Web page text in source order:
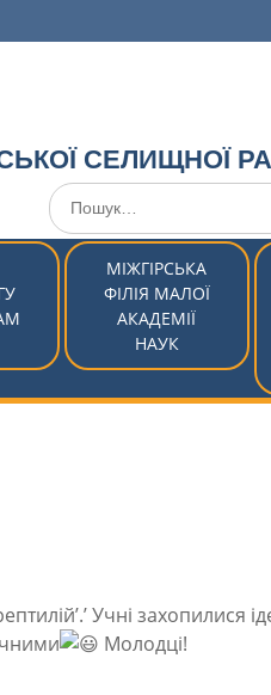
СЕЛИЩНОЇ
Шукати:
МІЖГІРСЬКА
ФІЛІЯ МАЛОЇ
АКАДЕМІЇ
НАУК
Учні захопилися
Молодці!